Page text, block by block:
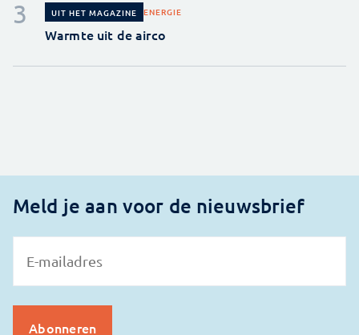
UIT HET MAGAZINE ENERGIE
Warmte uit de airco
Meld je aan voor de nieuwsbrief